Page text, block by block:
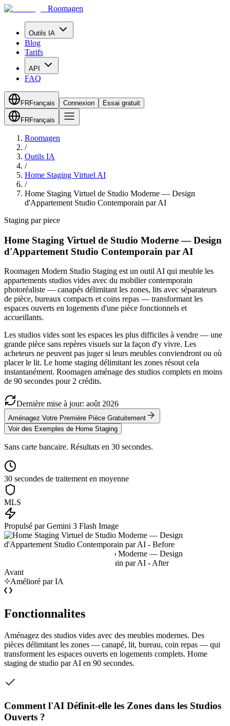
Roomagen
Outils IA
Blog
Tarifs
API
FAQ
FRFrançais Connexion Essai gratuit
FRFrançais
Roomagen
/
Outils IA
/
Home Staging Virtuel AI
/
Home Staging Virtuel de Studio Moderne — Design
d'Appartement Studio Contemporain par AI
Staging par piece
Home Staging Virtuel de Studio Moderne — Design
d'Appartement Studio Contemporain par AI
Roomagen Modern Studio Staging est un outil AI qui meuble les
appartements studios vides avec du mobilier contemporain
photoréaliste — canapés délimitant les zones, lits avec séparateurs
de pièce, bureaux compacts et coins repas — transformant les
espaces ouverts en logements d'une pièce fonctionnels et
accueillants.
Les studios vides sont les espaces les plus difficiles à vendre — une
grande pièce sans repères visuels sur la façon d'y vivre. Les
acheteurs ne peuvent pas juger si leurs meubles conviendront ou où
placer le lit. Le home staging délimitant les zones résout cela
instantanément. Roomagen aménage des studios complets en moins
de 90 secondes pour 2 crédits.
Dernière mise à jour: août 2026
Aménagez Votre Première Pièce Gratuitement
Voir des Exemples de Home Staging
Sans carte bancaire. Résultats en 30 secondes.
30 secondes de traitement en moyenne
MLS
Propulsé par Gemini 3 Flash Image
Avant
Amélioré par IA
Fonctionnalites
Aménagez des studios vides avec des meubles modernes. Des
pièces délimitant les zones — canapé, lit, bureau, coin repas — qui
transforment les espaces ouverts en logements complets. Home
staging de studio par AI en 90 secondes.
Comment l'AI Définit-elle les Zones dans les Studios
Ouverts ?